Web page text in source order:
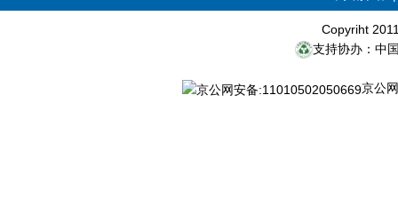
Copyriht
支持协办：中
京公